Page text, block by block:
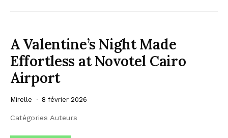
A Valentine’s Night Made
Effortless at Novotel Cairo
Airport
Mirelle 8 février 2026
Catégories Auteurs